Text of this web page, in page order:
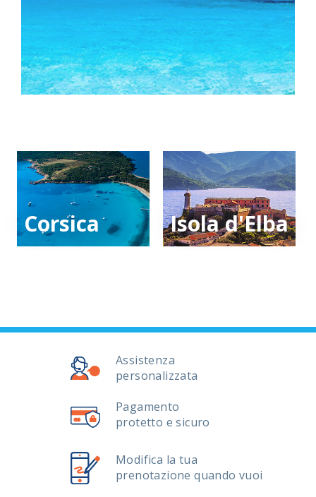
Corsica Isola d'Elba
Assistenza
personalizzata
Pagamento
protetto e sicuro
Modifica la tua
prenotazione quando vuoi